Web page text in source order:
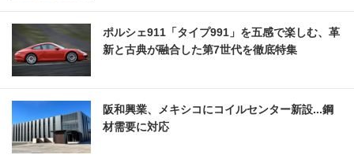
ポルシェ911「タイプ991」を五感で楽しむ、革
新と古典が融合した第7世代を徹底特集
阪和興業、メキシコにコイルセンター新設...鋼
材需要に対応